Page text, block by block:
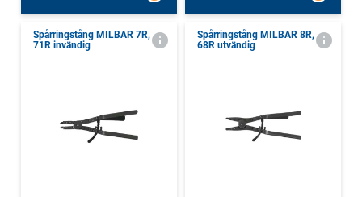
Spårringstång MILBAR 7R,
71R invändig
Spårringstång MILBAR 8R,
68R utvändig